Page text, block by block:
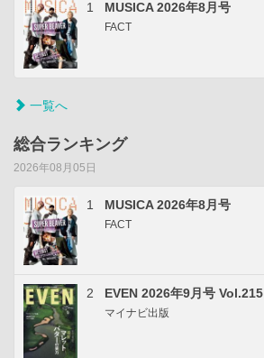
1 MUSICA 2026年8月号
FACT
一覧へ
総合ランキング
2026年08月05日
1 MUSICA 2026年8月号
FACT
2 EVEN 2026年9月号 Vol.215
マイナビ出版